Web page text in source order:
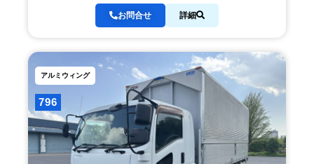
お問合せ 詳細
796
アルミウィング